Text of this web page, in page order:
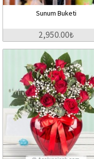
Sunum Buketi
2,950.00₺